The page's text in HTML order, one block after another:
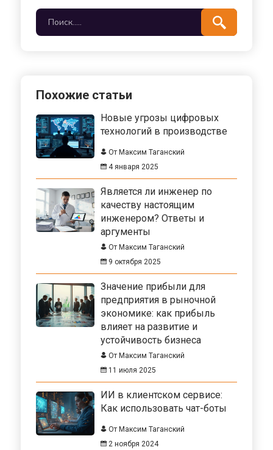
Похожие статьи
Новые угрозы цифровых
технологий в производстве
От Максим Таганский
4 января 2025
Является ли инженер по
качеству настоящим
инженером? Ответы и
аргументы
От Максим Таганский
9 октября 2025
Значение прибыли для
предприятия в рыночной
экономике: как прибыль
влияет на развитие и
устойчивость бизнеса
От Максим Таганский
11 июля 2025
ИИ в клиентском сервисе:
Как использовать чат-боты
От Максим Таганский
2 ноября 2024